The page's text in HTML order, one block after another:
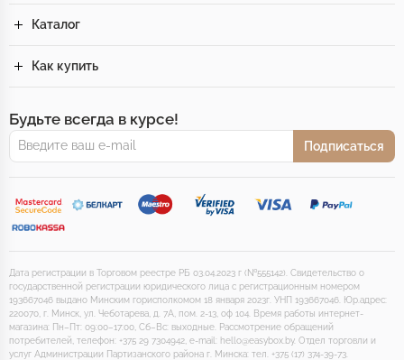
Каталог
Как купить
Будьте всегда в курсе!
Подписаться
Дата регистрации в Торговом реестре РБ 03.04.2023 г (№555142). Свидетельство о
государственной регистрации юридического лица с регистрационным номером
193667046 выдано Минским горисполкомом 18 января 2023г. УНП 193667046. Юр.адрес:
220070, г. Минск, ул. Чеботарева, д. 7А, пом. 2-13, оф 104. Время работы интернет-
магазина: Пн–Пт: 09:00–17:00, Сб–Вс: выходные. Рассмотрение обращений
потребителей, телефон: +375 29 7304942, e-mail: hello@easybox.by. Отдел торговли и
услуг Администрации Партизанского района г. Минска: тел. +375 (17) 374-39-73.